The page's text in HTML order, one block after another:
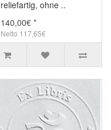
reliefartig, ohne ..
140,00€ *
Netto 117,65€